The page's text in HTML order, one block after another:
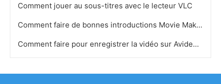
Comment jouer au sous-titres avec le lecteur VLC
Comment faire de bonnes introductions Movie Maker
Comment faire pour enregistrer la vidéo sur Avidemux